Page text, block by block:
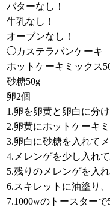
バターなし！
牛乳なし！
オーブンなし！
◯カステラパンケーキ
ホットケーキミックス
砂糖50g
卵2個
1.卵を卵黄と卵白に分け
2.卵黄にホットケーキ
3.卵白に砂糖を入れて
4.メレンゲを少し入れて
5.残りのメレンゲを入
6.スキレットに油塗り
7.1000wのトースターで